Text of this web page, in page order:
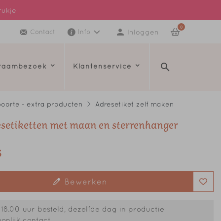
Contact Info Inloggen
0
Klantenservice
- extra producten Adresetiket zelf maken
met maan en sterrenhanger
Bewerken
uur besteld, dezelfde dag in productie